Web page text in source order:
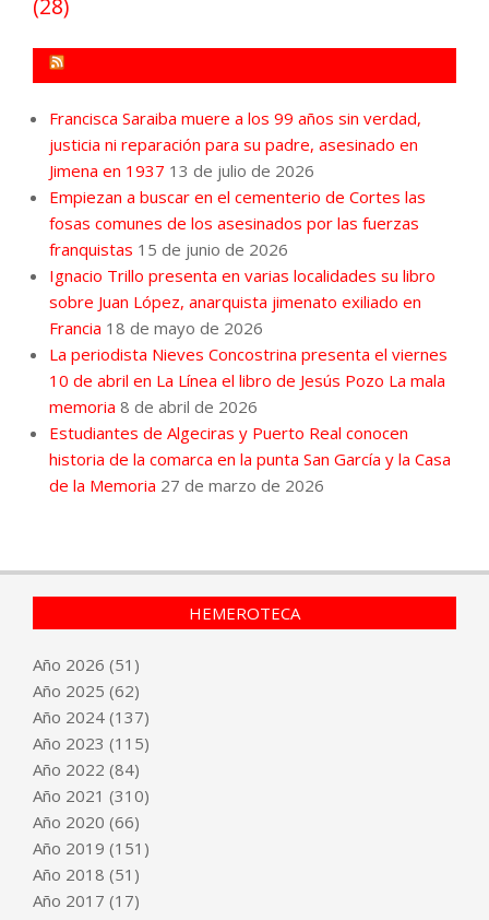
(28)
Francisca Saraiba muere a los 99 años sin verdad,
justicia ni reparación para su padre, asesinado en
Jimena en 1937 13 de julio de 2026
Empiezan a buscar en el cementerio de Cortes las
fosas comunes de los asesinados por las fuerzas
franquistas 15 de junio de 2026
Ignacio Trillo presenta en varias localidades su libro
sobre Juan López, anarquista jimenato exiliado en
Francia 18 de mayo de 2026
La periodista Nieves Concostrina presenta el viernes
10 de abril en La Línea el libro de Jesús Pozo La mala
memoria 8 de abril de 2026
Estudiantes de Algeciras y Puerto Real conocen
historia de la comarca en la punta San García y la Casa
de la Memoria 27 de marzo de 2026
HEMEROTECA
Año 2026 (51)
Año 2025 (62)
Año 2024 (137)
Año 2023 (115)
Año 2022 (84)
Año 2021 (310)
Año 2020 (66)
Año 2019 (151)
Año 2018 (51)
Año 2017 (17)